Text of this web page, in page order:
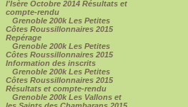
l'Isère Octobre 2014 Résultats et
compte-rendu
Grenoble 200k Les Petites
Côtes Roussillonnaires 2015
Repérage
Grenoble 200k Les Petites
Côtes Roussillonnaires 2015
Information des inscrits
Grenoble 200k Les Petites
Côtes Roussillonnaires 2015
Résultats et compte-rendu
Grenoble 200k Les Vallons et